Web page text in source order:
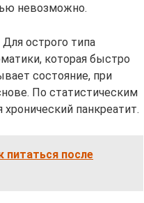
невозможно.
острого типа
которая быстро
состояние, при
По статистическим
панкреатит.
питаться после